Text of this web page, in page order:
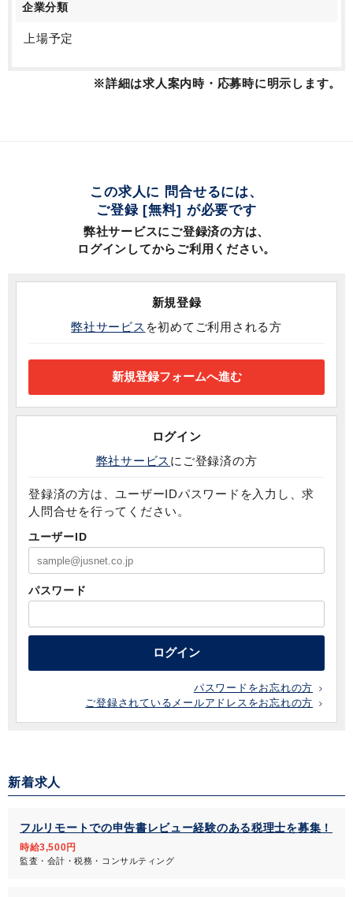
企業分類
上場予定
※詳細は求人案内時・応募時に明示します。
この求人に 問合せるには、
ご登録 [無料] が必要です
弊社サービスにご登録済の方は、
ログインしてからご利用ください。
新規登録
弊社サービス を初めてご利用される方
ログイン
弊社サービス にご登録済の方
登録済の方は、ユーザーIDパスワードを入力し、求
人問合せを行ってください。
ユーザーID
パスワード
ログイン
パスワードをお忘れの方
ご登録されているメールアドレスをお忘れの方
新着求人
フルリモートでの申告書レビュー経験のある税理士を募集！
時給3,500円
監査・会計・税務・コンサルティング